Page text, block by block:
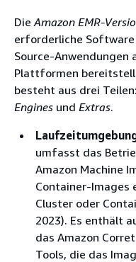
Die Amazon EMR-
erforderliche
Source-Anwendungen
Plattformen
besteht aus drei Teilen:
Engines und Extras.
umfasst das
Amazon Machine
Container-Images
Cluster oder
2023). Es enthält
das Amazon
Tools, die das